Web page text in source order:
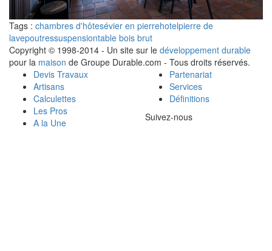
Tags : chambres d'hôtesévier en pierrehotelpierre de
lavepoutressuspensiontable bois brut
Copyright © 1998-2014 - Un site sur le développement durable
pour la maison de Groupe Durable.com - Tous droits réservés.
Devis Travaux
Artisans
Calculettes
Les Pros
A la Une
Partenariat
Services
Définitions
Suivez-nous